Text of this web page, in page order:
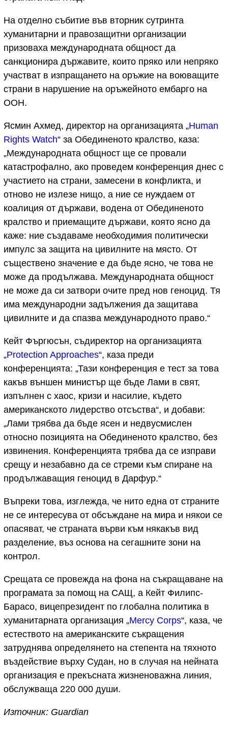
На отделно събитие във вторник сутринта
хуманитарни и правозащитни организации
призоваха международната общност да
санкционира държавите, които пряко или непряко
участват в изпращането на оръжие на воюващите
страни в нарушение на оръжейното ембарго на
ООН.
Ясмин Ахмед, директор на организацията „Human
Rights Watch“ за Обединеното кралство, каза:
„Международната общност ще се провали
катастрофално, ако проведем конференция днес с
участието на страни, замесени в конфликта, и
отново не излезе нищо, а ние се нуждаем от
коалиция от държави, водена от Обединеното
кралство и приемащите държави, която ясно да
каже: ние създаваме необходимия политически
импулс за защита на цивилните на място. От
съществено значение е да бъде ясно, че това не
може да продължава. Международната общност
не може да си затвори очите пред нов геноцид. Тя
има международни задължения да защитава
цивилните и да спазва международното право.“
Кейт Фъргюсън, съдиректор на организацията
„Protection Approaches“, каза преди
конференцията: „Тази конференция е тест за това
какъв външен министър ще бъде Лами в свят,
изпълнен с хаос, кризи и насилие, където
американското лидерство отсъства“, и добави:
„Лами трябва да бъде ясен и недвусмислен
относно позицията на Обединеното кралство, без
извинения. Конференцията трябва да се изправи
срещу и незабавно да се стреми към спиране на
продължаващия геноцид в Дарфур.“
Въпреки това, изглежда, че нито една от страните
не се интересува от обсъждане на мира и някои се
опасяват, че страната върви към някакъв вид
разделение, въз основа на сегашните зони на
контрол.
Срещата се провежда на фона на съкращаване на
програмата за помощ на САЩ, а Кейт Филипс-
Барасо, вицепрезидент по глобална политика в
хуманитарната организация „Mercy Corps“, каза, че
естеството на американските съкращения
затруднява определянето на степента на тяхното
въздействие върху Судан, но в случая на нейната
организация е прекъсната жизненоважна линия,
обслужваща 220 000 души.
Източник: Guardian